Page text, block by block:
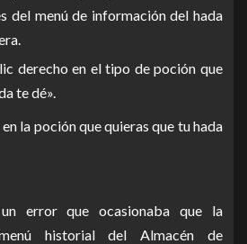
del menú de información del hada
derecho en el tipo de poción que
te dé».
la poción que quieras que tu hada
error que ocasionaba que la
historial del Almacén de